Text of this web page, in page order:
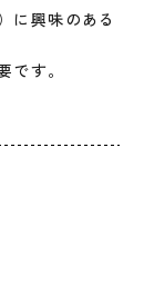
に興味のある
す。